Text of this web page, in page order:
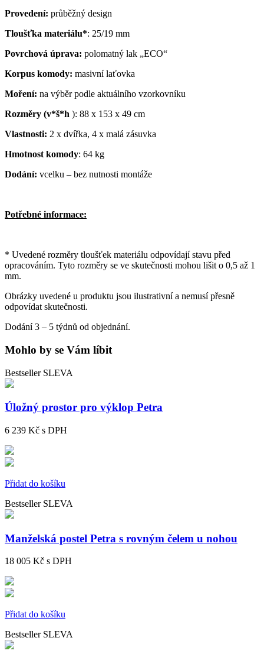
Provedení: průběžný design
Tloušťka materiálu*: 25/19 mm
Povrchová úprava: polomatný lak „ECO“
Korpus komody: masivní laťovka
Moření: na výběr podle aktuálního vzorkovníku
Rozměry (v*š*h ): 88 x 153 x 49 cm
Vlastnosti: 2 x dvířka, 4 x malá zásuvka
Hmotnost komody: 64 kg
Dodání: vcelku – bez nutnosti montáže
Potřebné informace:
* Uvedené rozměry tloušťek materiálu odpovídají stavu před
opracováním. Tyto rozměry se ve skutečnosti mohou lišit o 0,5 až 1
mm.
Obrázky uvedené u produktu jsou ilustrativní a nemusí přesně
odpovídat skutečnosti.
Dodání 3 – 5 týdnů od objednání.
Mohlo by se Vám líbit
Bestseller SLEVA
Úložný prostor pro výklop Petra
6 239 Kč s DPH
Přidat do košíku
Bestseller SLEVA
Manželská postel Petra s rovným čelem u nohou
18 005 Kč s DPH
Přidat do košíku
Bestseller SLEVA